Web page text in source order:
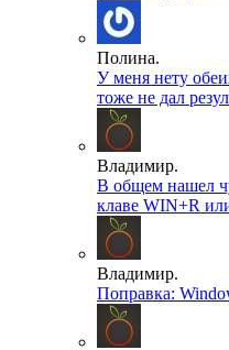
Полина.
У меня нету
тоже не дал
Владимир.
В общем нашел
клаве WIN+R
Владимир.
Поправка: